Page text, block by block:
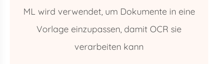
ML wird verwendet, um Dokumente in eine
Vorlage einzupassen, damit OCR sie
verarbeiten kann